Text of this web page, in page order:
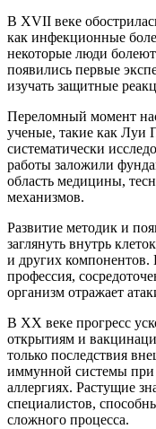
В XVII веке
как инфекционные
некоторые люди
появились первые
изучать защитные
Переломный момент
ученые, такие как Луи
систематически
работы заложили
область медицины,
механизмов.
Развитие методик и
заглянуть внутрь
и других компонентов.
профессия,
организм отражает
В XX веке прогресс
открытиям и
только последствия
иммунной системы при
аллергиях. Растущие
специалистов,
сложного процесса.